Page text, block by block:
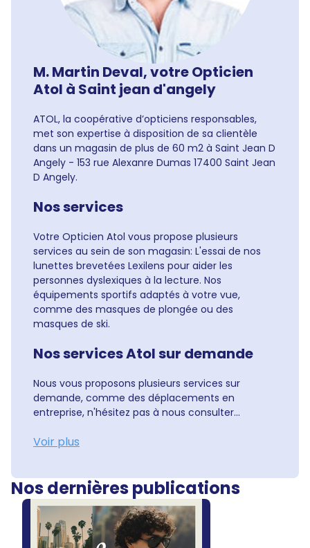
M. Martin Deval, votre Opticien
Atol à Saint jean d'angely
ATOL, la coopérative d’opticiens responsables,
met son expertise à disposition de sa clientèle
dans un magasin de plus de 60 m2 à Saint Jean D
Angely - 153 rue Alexanre Dumas 17400 Saint Jean
D Angely.
Nos services
Votre Opticien Atol vous propose plusieurs
services au sein de son magasin: L'essai de nos
lunettes brevetées Lexilens pour aider les
personnes dyslexiques à la lecture. Nos
équipements sportifs adaptés à votre vue,
comme des masques de plongée ou des
masques de ski.
Nos services Atol sur demande
Nous vous proposons plusieurs services sur
demande, comme des déplacements en
entreprise, n'hésitez pas à nous consulter...
Voir plus
Nos dernières publications